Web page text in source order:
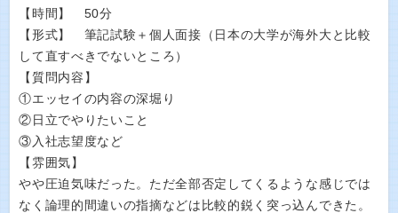
【時間】 50分
【形式】 筆記試験＋個人面接（日本の大学が海外大と比較
して直すべきでないところ）
【質問内容】
①エッセイの内容の深堀り
②日立でやりたいこと
③入社志望度など
【雰囲気】
やや圧迫気味だった。ただ全部否定してくるような感じでは
なく論理的間違いの指摘などは比較的鋭く突っ込んできた。